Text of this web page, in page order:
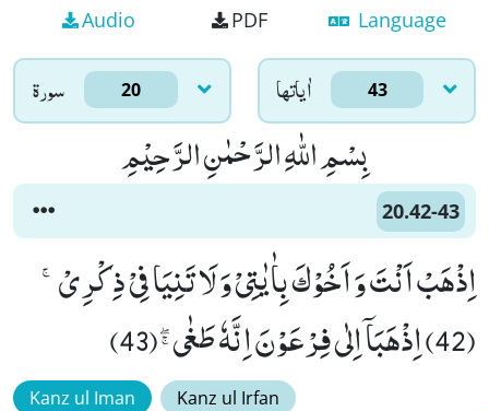
Audio PDF Language
سورۃ 20 اٰياتها 43
بِسْمِ اللّٰهِ الرَّحْمٰنِ الرَّحِیْمِ
20.42-43
اِذْهَبْ اَنْتَ وَ اَخُوْكَ بِاٰیٰتِیْ وَ لَا تَنِیَا فِیْ ذِكْرِیْۚ
(42) اِذْهَبَاۤ اِلٰى فِرْعَوْنَ اِنَّهٗ طَغٰىﭕ(43)
Kanz ul Iman Kanz ul Irfan